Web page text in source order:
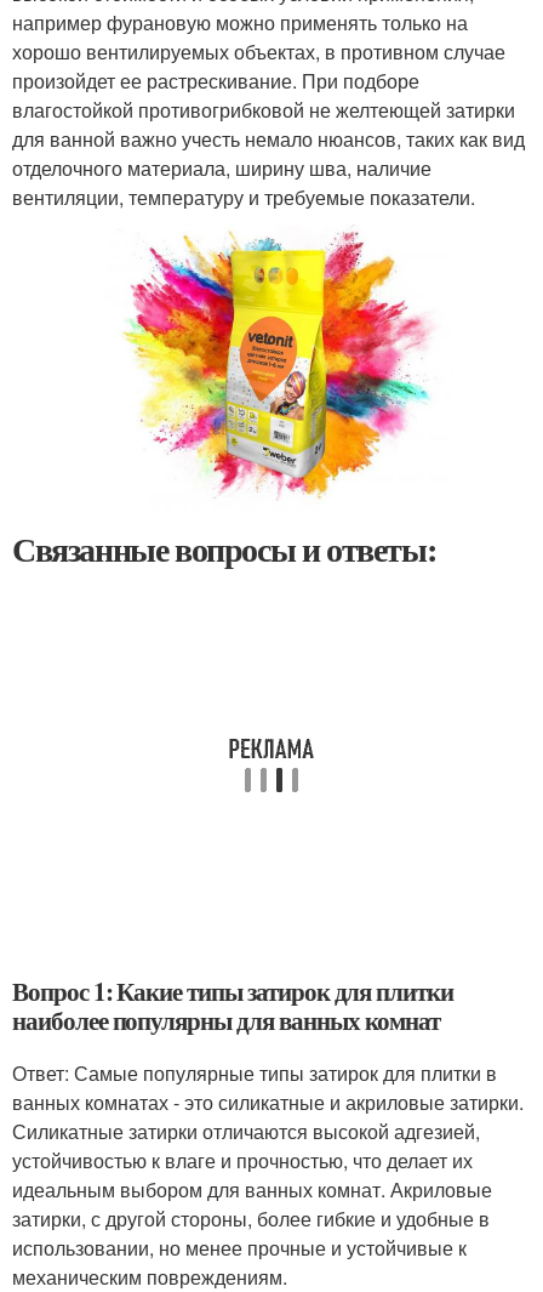
например фурановую можно применять только на
хорошо вентилируемых объектах, в противном случае
произойдет ее растрескивание. При подборе
влагостойкой противогрибковой не желтеющей затирки
для ванной важно учесть немало нюансов, таких как вид
отделочного материала, ширину шва, наличие
вентиляции, температуру и требуемые показатели.
Связанные вопросы и ответы:
Вопрос 1: Какие типы затирок для плитки
наиболее популярны для ванных комнат
Ответ: Самые популярные типы затирок для плитки в
ванных комнатах - это силикатные и акриловые затирки.
Силикатные затирки отличаются высокой адгезией,
устойчивостью к влаге и прочностью, что делает их
идеальным выбором для ванных комнат. Акриловые
затирки, с другой стороны, более гибкие и удобные в
использовании, но менее прочные и устойчивые к
механическим повреждениям.